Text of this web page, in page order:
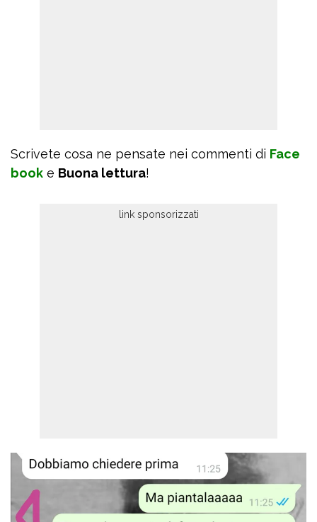
Scrivete cosa ne pensate nei commenti di Face
book e Buona lettura!